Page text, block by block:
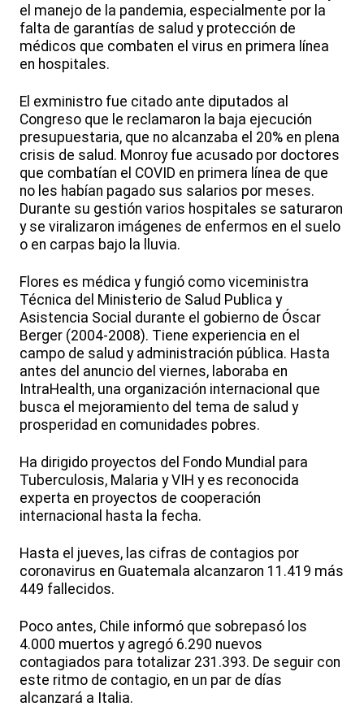
el manejo de la pandemia, especialmente por la
falta de garantías de salud y protección de
médicos que combaten el virus en primera línea
en hospitales.
El exministro fue citado ante diputados al
Congreso que le reclamaron la baja ejecución
presupuestaria, que no alcanzaba el 20% en plena
crisis de salud. Monroy fue acusado por doctores
que combatían el COVID en primera línea de que
no les habían pagado sus salarios por meses.
Durante su gestión varios hospitales se saturaron
y se viralizaron imágenes de enfermos en el suelo
o en carpas bajo la lluvia.
Flores es médica y fungió como viceministra
Técnica del Ministerio de Salud Publica y
Asistencia Social durante el gobierno de Óscar
Berger (2004-2008). Tiene experiencia en el
campo de salud y administración pública. Hasta
antes del anuncio del viernes, laboraba en
IntraHealth, una organización internacional que
busca el mejoramiento del tema de salud y
prosperidad en comunidades pobres.
Ha dirigido proyectos del Fondo Mundial para
Tuberculosis, Malaria y VIH y es reconocida
experta en proyectos de cooperación
internacional hasta la fecha.
Hasta el jueves, las cifras de contagios por
coronavirus en Guatemala alcanzaron 11.419 más
449 fallecidos.
Poco antes, Chile informó que sobrepasó los
4.000 muertos y agregó 6.290 nuevos
contagiados para totalizar 231.393. De seguir con
este ritmo de contagio, en un par de días
alcanzará a Italia.